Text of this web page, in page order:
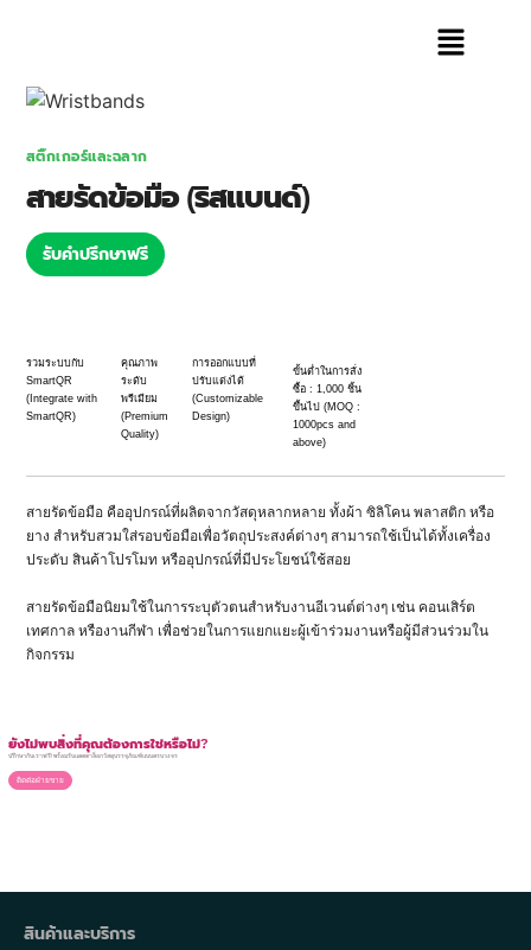
สติ๊กเกอร์และฉลาก
สายรัดข้อมือ (ริสแบนด์)
รับคำปรึกษาฟรี
รวมระบบกับ
SmartQR
(Integrate with
SmartQR)
คุณภาพ
ระดับ
พรีเมียม
(Premium
Quality)
การออกแบบที่
ปรับแต่งได้
(Customizable
Design)
ขั้นต่ำในการสั่ง
ซื้อ : 1,000 ชิ้น
ขึ้นไป (MOQ :
1000pcs and
above)
สายรัดข้อมือ คืออุปกรณ์ที่ผลิตจากวัสดุหลากหลาย ทั้งผ้า ซิลิโคน พลาสติก หรือ
ยาง สำหรับสวมใส่รอบข้อมือเพื่อวัตถุประสงค์ต่างๆ สามารถใช้เป็นได้ทั้งเครื่อง
ประดับ สินค้าโปรโมท หรืออุปกรณ์ที่มีประโยชน์ใช้สอย
สายรัดข้อมือนิยมใช้ในการระบุตัวตนสำหรับงานอีเวนต์ต่างๆ เช่น คอนเสิร์ต
เทศกาล หรืองานกีฬา เพื่อช่วยในการแยกแยะผู้เข้าร่วมงานหรือผู้มีส่วนร่วมใน
กิจกรรม
ยังไม่พบสิ่งที่คุณต้องการใช่หรือไม่?
ปรึกษากับเราฟรี! พร้อมรับแคตตาล็อกวัสดุบรรจุภัณฑ์แบบครบวงจร
ติดต่อฝ่ายขาย
สินค้าและบริการ